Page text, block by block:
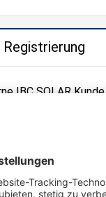
Registrierung
IBC SOLAR
Sie sich jetzt!
Angebote